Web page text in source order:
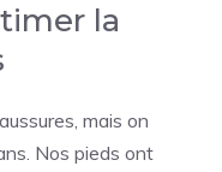
la
mais on
Nos pieds ont